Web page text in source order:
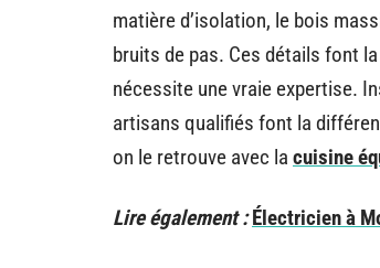
matière d’isolation, le bois
bruits de pas. Ces détails font
nécessite une vraie expertise.
artisans qualifiés font la
on le retrouve avec la cuisine
Lire également : Électricien à